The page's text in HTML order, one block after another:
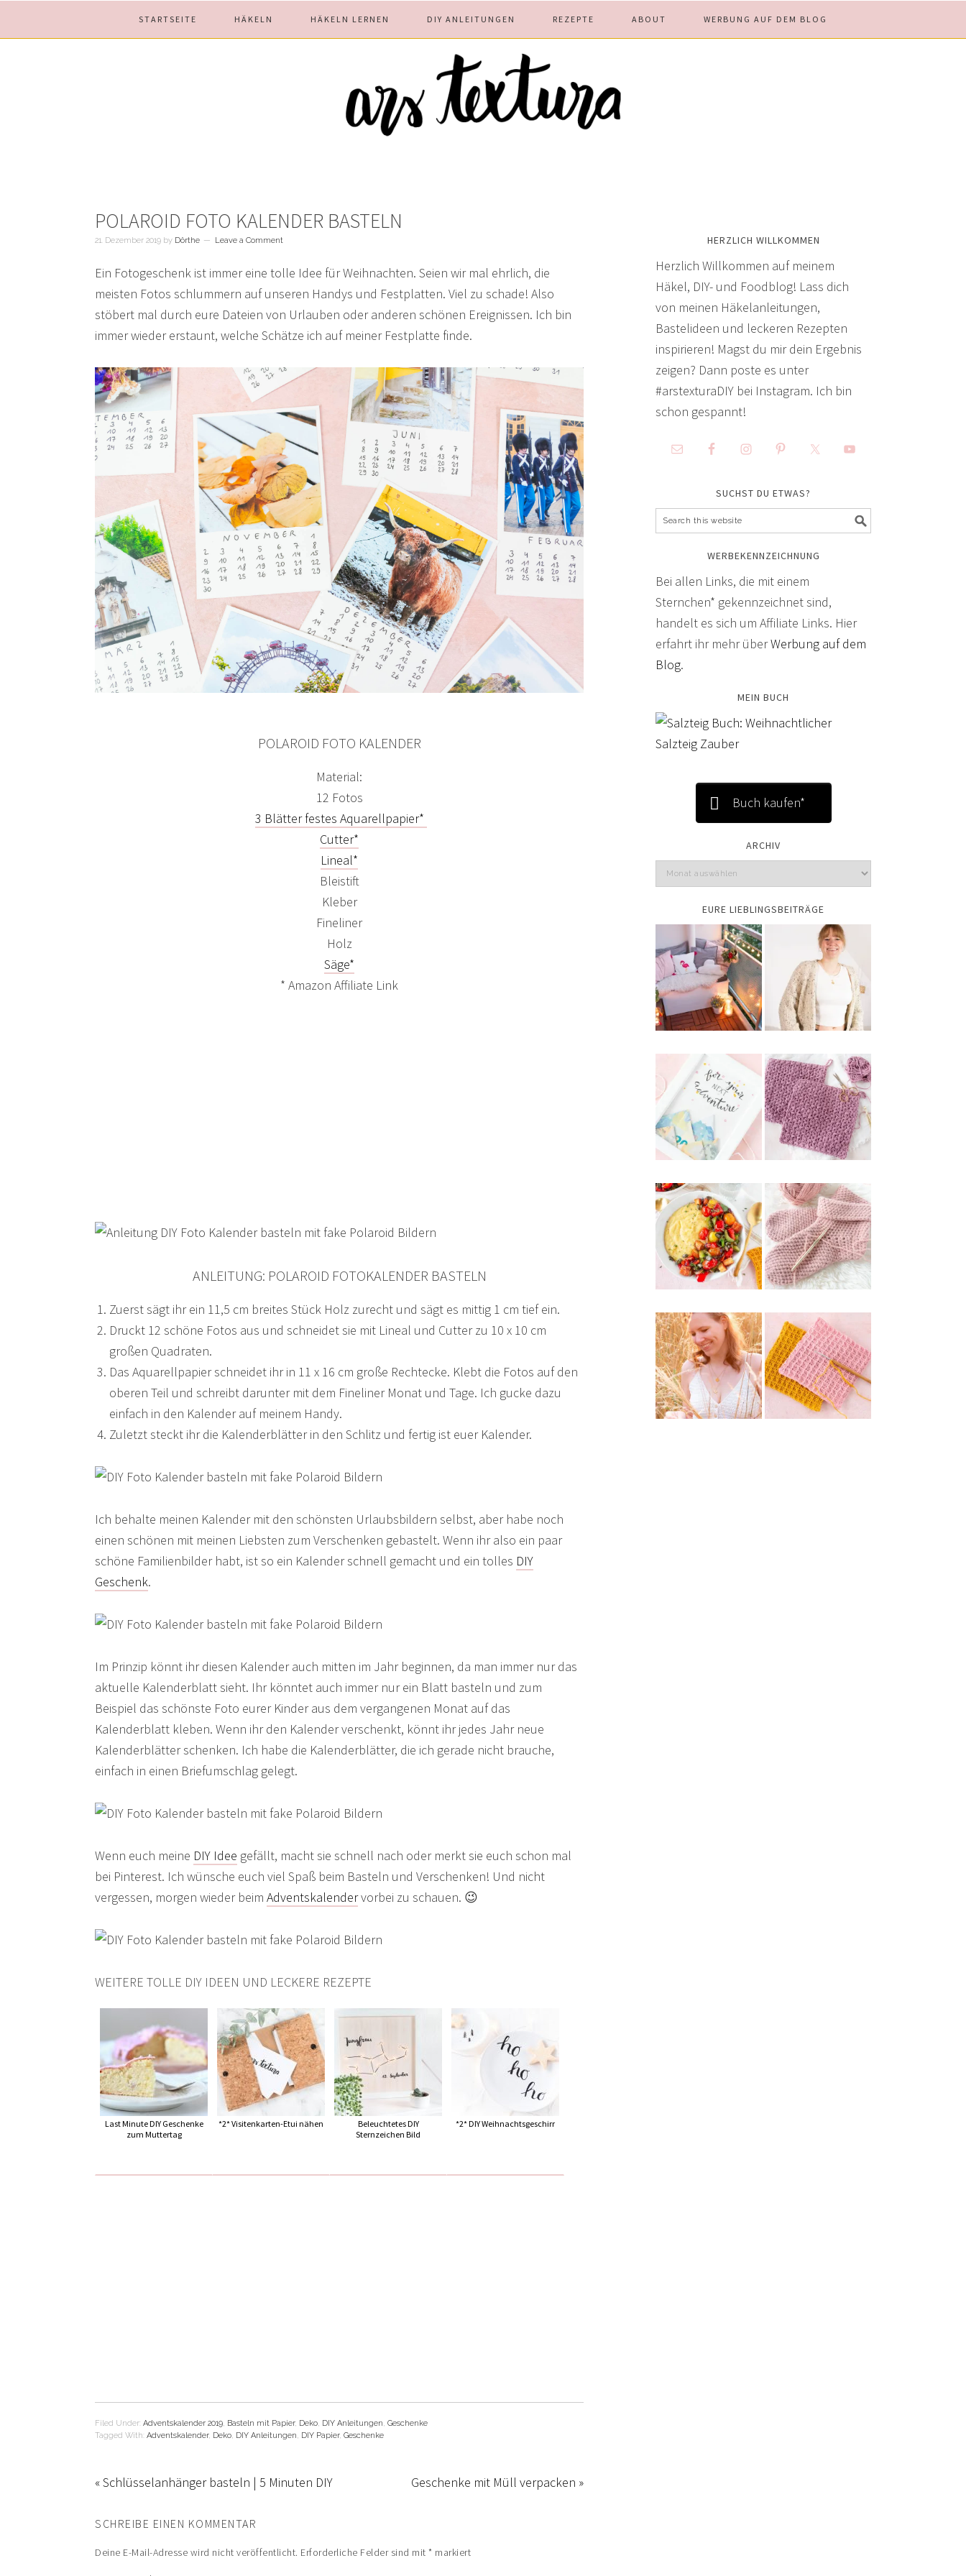
STARTSEITE HÄKELN HÄKELN LERNEN DIY ANLEITUNGEN REZEPTE ABOUT WERBUNG AUF DEM BLOG
POLAROID FOTO KALENDER BASTELN
21. Dezember 2019 by Dörthe Leave a Comment
Ein Fotogeschenk ist immer eine tolle Idee für Weihnachten. Seien wir mal ehrlich, die
meisten Fotos schlummern auf unseren Handys und Festplatten. Viel zu schade! Also
stöbert mal durch eure Dateien von Urlauben oder anderen schönen Ereignissen. Ich bin
immer wieder erstaunt, welche Schätze ich auf meiner Festplatte finde.
POLAROID FOTO KALENDER
Material:
12 Fotos
3 Blätter festes Aquarellpapier*
Cutter*
Lineal*
Bleistift
Kleber
Fineliner
Holz
Säge*
* Amazon Affiliate Link
ANLEITUNG: POLAROID FOTOKALENDER BASTELN
Zuerst sägt ihr ein 11,5 cm breites Stück Holz zurecht und sägt es mittig 1 cm tief ein.
Druckt 12 schöne Fotos aus und schneidet sie mit Lineal und Cutter zu 10 x 10 cm
großen Quadraten.
Das Aquarellpapier schneidet ihr in 11 x 16 cm große Rechtecke. Klebt die Fotos auf den
oberen Teil und schreibt darunter mit dem Fineliner Monat und Tage. Ich gucke dazu
einfach in den Kalender auf meinem Handy.
Zuletzt steckt ihr die Kalenderblätter in den Schlitz und fertig ist euer Kalender.
Ich behalte meinen Kalender mit den schönsten Urlaubsbildern selbst, aber habe noch
einen schönen mit meinen Liebsten zum Verschenken gebastelt. Wenn ihr also ein paar
schöne Familienbilder habt, ist so ein Kalender schnell gemacht und ein tolles DIY
Geschenk.
Im Prinzip könnt ihr diesen Kalender auch mitten im Jahr beginnen, da man immer nur das
aktuelle Kalenderblatt sieht. Ihr könntet auch immer nur ein Blatt basteln und zum
Beispiel das schönste Foto eurer Kinder aus dem vergangenen Monat auf das
Kalenderblatt kleben. Wenn ihr den Kalender verschenkt, könnt ihr jedes Jahr neue
Kalenderblätter schenken. Ich habe die Kalenderblätter, die ich gerade nicht brauche,
einfach in einen Briefumschlag gelegt.
Wenn euch meine DIY Idee gefällt, macht sie schnell nach oder merkt sie euch schon mal
bei Pinterest. Ich wünsche euch viel Spaß beim Basteln und Verschenken! Und nicht
vergessen, morgen wieder beim Adventskalendervorbei zu schauen. 😉
WEITERE TOLLE DIY IDEEN UND LECKERE REZEPTE
Last Minute DIY Geschenke
zum Muttertag
*2* Visitenkarten-Etui nähen
Beleuchtetes DIY
Sternzeichen Bild
*2* DIY Weihnachtsgeschirr
Filed Under: Adventskalender 2019, Basteln mit Papier, Deko, DIY Anleitungen, Geschenke
Tagged With: Adventskalender, Deko, DIY Anleitungen, DIY Papier, Geschenke
« Schlüsselanhänger basteln | 5 Minuten DIY Geschenke mit Müll verpacken »
SCHREIBE EINEN KOMMENTAR
Deine E-Mail-Adresse wird nicht veröffentlicht. Erforderliche Felder sind mit * markiert
HERZLICH WILLKOMMEN
Herzlich Willkommen auf meinem
Häkel, DIY- und Foodblog! Lass dich
von meinen Häkelanleitungen,
Bastelideen und leckeren Rezepten
inspirieren! Magst du mir dein Ergebnis
zeigen? Dann poste es unter
#arstexturaDIY bei Instagram. Ich bin
schon gespannt!
SUCHST DU ETWAS?
WERBEKENNZEICHNUNG
Bei allen Links, die mit einem
Sternchen* gekennzeichnet sind,
handelt es sich um Affiliate Links. Hier
erfahrt ihr mehr überWerbung auf dem
Blog.
MEIN BUCH
Buch kaufen*
ARCHIV
EURE LIEBLINGSBEITRÄGE